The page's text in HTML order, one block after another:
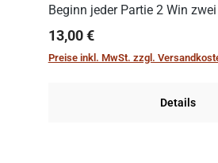
Beginn jeder Partie 2 Win zwei
Spielenden aus, die es in die
gilt. Doch das geht natürlich
Regulärer Preis:
13,00 €
Preise inkl. MwSt. zzgl.
Details